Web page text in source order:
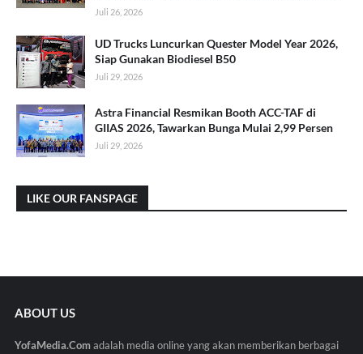
Juli 26, 2026
UD Trucks Luncurkan Quester Model Year 2026,
Siap Gunakan Biodiesel B50
Juli 29, 2026
Astra Financial Resmikan Booth ACC-TAF di
GIIAS 2026, Tawarkan Bunga Mulai 2,99 Persen
Juli 29, 2026
LIKE OUR FANSPAGE
ABOUT US
YofaMedia.Comadalah media online yang akan memberikan berbagai